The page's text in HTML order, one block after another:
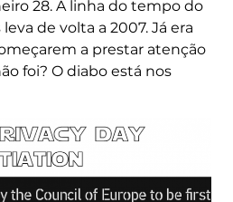
28. A linha do tempo do
de volta a 2007. Já era
a prestar atenção
foi? O diabo está nos